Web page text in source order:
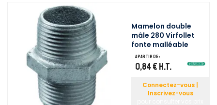
Mamelon double
mâle 280 Virfollet
fonte malléable
A partir de :
0,84 € H.T.
Connectez-vous |
Inscrivez-vous